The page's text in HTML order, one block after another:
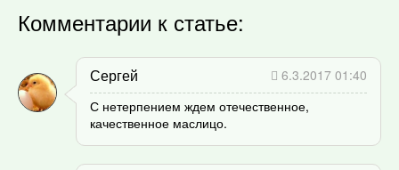
Комментарии к статье:
Сергей
6.3.2017 01:40
С нетерпением ждем отечественное,
качественное маслицо.